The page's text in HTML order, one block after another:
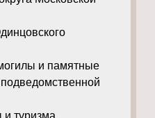
и памятные